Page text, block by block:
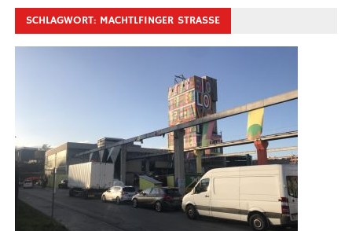
SCHLAGWORT: MACHTLFINGER STRASSE